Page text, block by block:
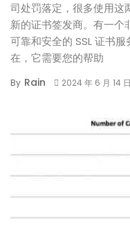
司处罚落定，很多使用这
新的证书签发商。有一个
可靠和安全的 SSL 证书
在，它需要您的帮助
By Rain 2024 年 6 月 14 日